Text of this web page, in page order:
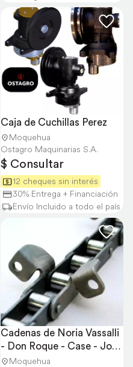
Caja de Cuchillas Perez
Moquehua
Ostagro Maquinarias S.A.
$ Consultar
12 cheques sin interés
30% Entrega + Financiación
Envío Incluido a todo el país
Cadenas de Noria Vassalli
- Don Roque - Case - Jonh
Deere
Moquehua